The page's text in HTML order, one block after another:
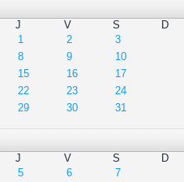
J V S
D
1
2
3
8 9
10
15 16
17
22 23
24
29 30 31
J V S
D
5 6
7